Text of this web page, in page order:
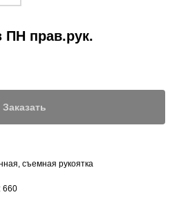
ПН прав.рук.
Заказать
съемная рукоятка
660